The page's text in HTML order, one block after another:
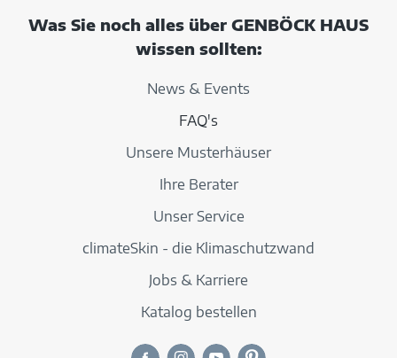
Was Sie noch alles über GENBÖCK HAUS
wissen sollten:
News & Events
FAQ's
Unsere Musterhäuser
Ihre Berater
Unser Service
climateSkin - die Klimaschutzwand
Jobs & Karriere
Katalog bestellen